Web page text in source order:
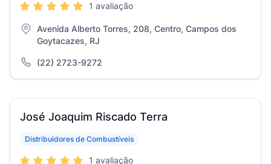
1 avaliação
Avenida Alberto Torres, 208, Centro, Campos dos
Goytacazes, RJ
(22) 2723-9272
José Joaquim Riscado Terra
Distribuidores de Combustíveis
1 avaliação